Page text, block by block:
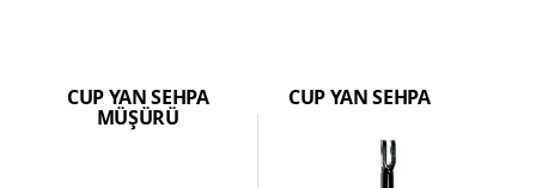
CUP YAN SEHPA
MÜŞÜRÜ
CUP YAN SEHPA